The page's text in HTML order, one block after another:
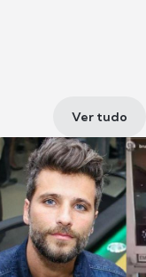
Ver tudo